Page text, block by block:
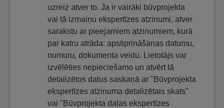
uzreiz atver to. Ja ir vairāki būvprojekta
vai tā izmaiņu ekspertīzes atzinumi, atver
sarakstu ar pieejamiem atzinumiem, kurā
par katru atrāda: apstiprināšanas datumu,
numuru, dokumenta veidu. Lietotājs var
izvēlēties nepieciešamo un atvērt tā
detalizētos datus saskaņā ar "Būvprojekta
ekspertīzes atzinuma detalizētais skats"
vai "Būvprojekta daļas ekspertīzes